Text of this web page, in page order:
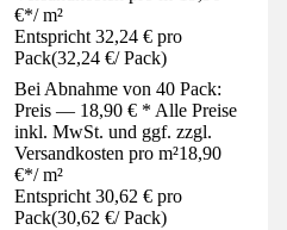
€*/ m²
Entspricht 32,24 € pro
Pack(32,24 €/ Pack)
Bei Abnahme von 40 Pack:
Preis — 18,90 € * Alle Preise
inkl. MwSt. und ggf. zzgl.
Versandkosten pro m²18,90
€*/ m²
Entspricht 30,62 € pro
Pack(30,62 €/ Pack)